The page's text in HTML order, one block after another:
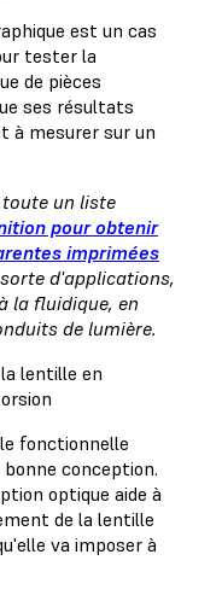
est un cas
tester la
de pièces
ses résultats
à mesurer sur un
un liste
pour obtenir
imprimées
d'applications,
la fluidique, en
de lumière.
lentille en
fonctionnelle
conception.
optique aide à
de la lentille
va imposer à